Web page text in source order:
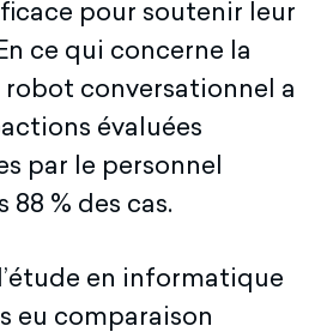
pour soutenir leur
ce qui concerne la
conversationnel a
évaluées
par le personnel
88 % des cas.
en informatique
eu comparaison